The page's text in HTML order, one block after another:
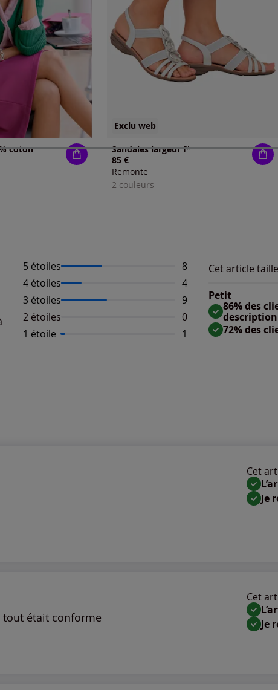
coton
Exclu web
Sandales largeur f*
85 €
Remonte
2 couleurs
5 étoiles Nombre d'avis :
8
4 étoiles
Nombre d'avis :
4
3 étoiles
Nombre d'avis :
9
2 étoiles
Aucun avis disponible
0
1 étoile
Nombre d'avis :
1
Cet article
Petit
Répartition du
Taille
86% des
description
72% des
Cet
Je
tout était conforme
Cet
Je